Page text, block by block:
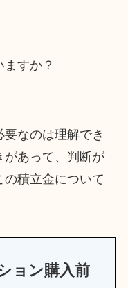
すか？
なのは理解でき
があって、判断が
積立金について
ョン購入前